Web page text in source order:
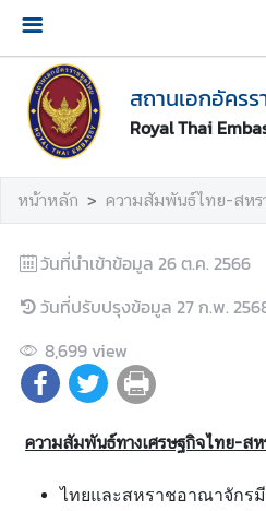
สถานเอกอัคร
Royal Thai
เ
กี่
ย
ว
บ
ถ
น
อ
ก
ค
ร
หน้าหลัก ความสัมพันธ์ไทย-สหร
วันที่นำเข้าข้อมูล 26 ต.ค. 2566
วันที่ปรับปรุงข้อมูล 27 ก.พ.
8,699 view
ความสัมพันธ์ทางเศรษฐกิจไทย-ส
ไทยและสหราชอาณาจักร